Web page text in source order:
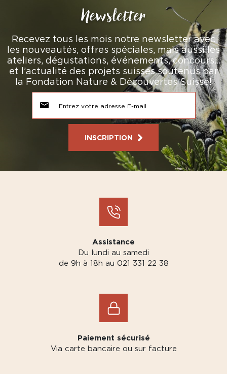
Newsletter
Recevez tous les mois notre newsletter avec
les nouveautés, offres spéciales, mais aussi les
ateliers, dégustations, événements, concours…
et l’actualité des projets suisses soutenus par
la Fondation Nature & Découvertes Suisse!
INSCRIPTION
Assistance
Du lundi au samedi
de 9h à 18h au 021 331 22 38
Paiement sécurisé
Via carte bancaire ou sur facture